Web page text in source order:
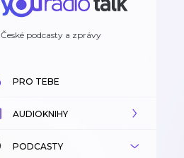
České podcasty a zprávy
PRO TEBE
AUDIOKNIHY
KATALOG
PODCASTY